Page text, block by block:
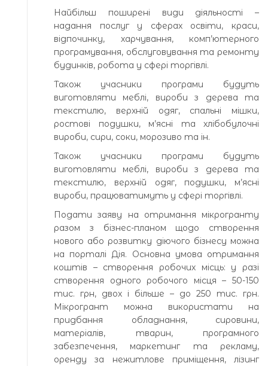
Найбільш поширені види діяльності –
надання послуг у сферах освіти, краси,
відпочинку, харчування, комп’ютерного
програмування, обслуговування та ремонту
будинків, робота у сфері торгівлі.
Також учасники програми будуть
виготовляти меблі, вироби з дерева та
текстилю, верхній одяг, спальні мішки,
ростові подушки, м’ясні та хлібобулочні
вироби, сири, соки, морозиво та ін.
Також учасники програми будуть
виготовляти меблі, вироби з дерева та
текстилю, верхній одяг, подушки, м’ясні
вироби, працюватимуть у сфері торгівлі.
Подати заяву на отримання мікрогранту
разом з бізнес-планом щодо створення
нового або розвитку діючого бізнесу можна
на порталі Дія. Основна умова отримання
коштів – створення робочих місць: у разі
створення одного робочого місця – 50-150
тис. грн, двох і більше – до 250 тис. грн.
Мікрогрант можна використати на
придбання обладнання, сировини,
матеріалів, тварин, програмного
забезпечення, маркетинг та рекламу,
оренду за нежитлове приміщення, лізинг